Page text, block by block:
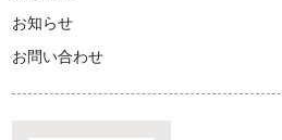
お知らせ
お問い合わせ